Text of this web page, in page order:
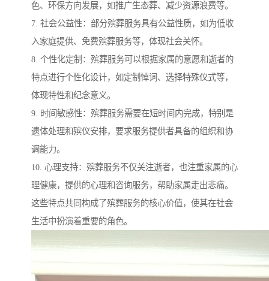
色、环保方向发展，如推广生态葬、减少资源浪费等。
7. 社会公益性：部分殡葬服务具有公益性质，如为低收
入家庭提供、免费殡葬服务等，体现社会关怀。
8. 个性化定制：殡葬服务可以根据家属的意愿和逝者的
特点进行个性化设计，如定制悼词、选择特殊仪式等，
体现特性和纪念意义。
9. 时间敏感性：殡葬服务需要在短时间内完成，特别是
遗体处理和殡仪安排，要求服务提供者具备的组织和协
调能力。
10. 心理支持：殡葬服务不仅关注逝者，也注重家属的心
理健康，提供的心理和咨询服务，帮助家属走出悲痛。
这些特点共同构成了殡葬服务的核心价值，使其在社会
生活中扮演着重要的角色。